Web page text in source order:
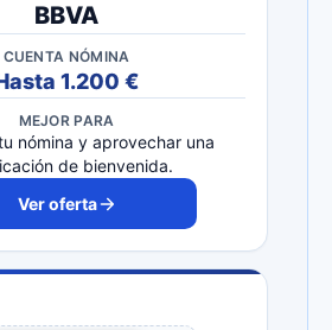
BBVA
CUENTA NÓMINA
1.200 €
MEJOR PARA
nómina y aprovechar una
de bienvenida.
Ver oferta